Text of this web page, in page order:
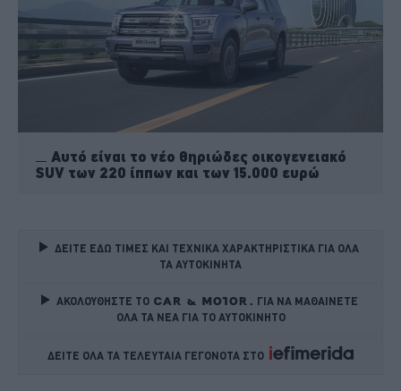
Αυτό είναι το νέο θηριώδες οικογενειακό
SUV των 220 ίππων και των 15.000 ευρώ
ΔΕΙΤΕ ΕΔΩ ΤΙΜΕΣ ΚΑΙ ΤΕΧΝΙΚΑ ΧΑΡΑΚΤΗΡΙΣΤΙΚΑ ΓΙΑ ΟΛΑ
ΤΑ ΑΥΤΟΚΙΝΗΤΑ
ΑΚΟΛΟΥΘΗΣΤΕ ΤΟ
ΓΙΑ ΝΑ ΜΑΘΑΙΝΕΤΕ
ΟΛΑ ΤΑ ΝΕΑ ΓΙΑ ΤΟ ΑΥΤΟΚΙΝΗΤΟ
ΔΕΙΤΕ ΟΛΑ ΤΑ ΤΕΛΕΥΤΑΙΑ ΓΕΓΟΝΟΤΑ ΣΤΟ